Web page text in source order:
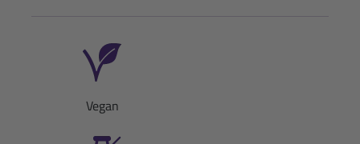
Vegan